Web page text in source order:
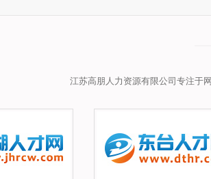
江苏高朋人力资源有限公司专注于